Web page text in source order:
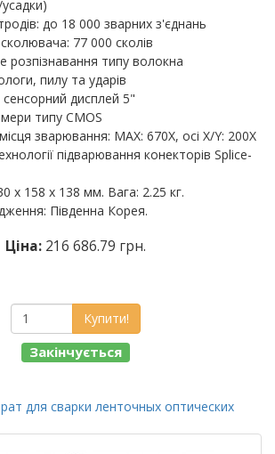
до 18 000 зварних з'єднань
77 000 сколів
розпізнавання типу волокна
пилу та ударів
дисплей 5"
типу CMOS
зварювання: MAX: 670X, осі X/Y: 200X
підварювання конекторів Splice-
х 158 х 138 мм. Вага: 2.25 кг.
Південна Корея.
Ціна: 216 686.79 грн.
Купити!
Закінчується
для сварки ленточных оптических